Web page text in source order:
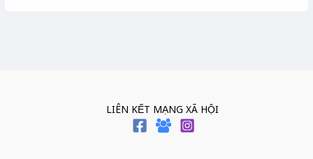
BÁNH TRÁNG (1) BÁNH TRÔI BÁNH CHAY
LIÊN KẾT MẠNG XÃ HỘI